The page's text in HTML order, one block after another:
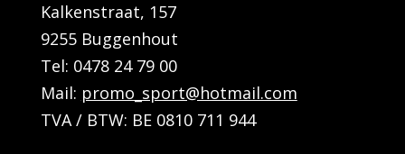
Kalkenstraat, 157
9255 Buggenhout
Tel: 0478 24 79 00
Mail: promo_sport@hotmail.com
TVA / BTW: BE 0810 711 944